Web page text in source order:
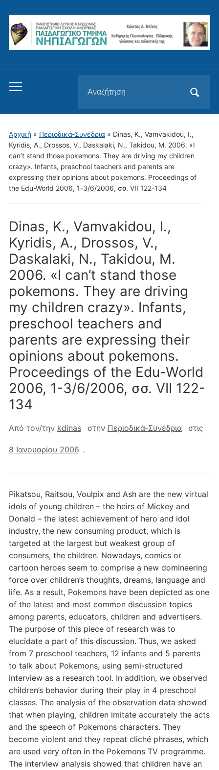
Εναλλαγή
μενού
για
κινητά
για:
Αρχική» Περιοδικά-Συνέδρια » Dinas, K., Vamvakidou, I.,
Kyridis, A., Drossos, V., Daskalaki, N., Takidou, M. 2006. «I
can’t stand those pokemons. They are driving my children
crazy». Infants, preschool teachers and parents are
expressing their opinions about pokemons. Proceedings of
the Edu-World 2006, 1-3/6/2006, σσ. VII 122-134
Dinas, K., Vamvakidou, I.,
Kyridis, A., Drossos, V.,
Daskalaki, N., Takidou, M.
2006. «I can’t stand those
pokemons. They are driving
my children crazy». Infants,
preschool teachers and
parents are expressing their
opinions about pokemons.
Proceedings of the Edu-World
2006, 1-3/6/2006, σσ. VII 122-
134
Από τον/την kdinas στην Περιοδικά-Συνέδρια στις
8 Ιανουαρίου 2006 .
Pikatsou, Raitsou, Voulpix and Ash are the new virtual
idols of young children – the heirs of Mickey and
Donald – the latest achievement of hero and idol
industry, the new consuming product, which is
targeted at the largest but weakest group of
consumers, the children. Nowadays, comics or
cartoon heroes seem to comprise a new domineering
force over children’s thoughts, dreams, language and
life. As a result, Pokemons have been depicted as one
of the latest and most common discussion topics
among parents, educators, children and advertisers.
The purpose of this piece of research was to
elucidate a part of this discussion. Thus, we asked
from 7 preschool teachers, 12 infants and 5 parents
to talk about Pokemons, using semi-structured
interview as a research tool. In addition, we observed
children’s behavior during their play in 4 preschool
classes. The analysis of the observation data showed
that when playing, children imitate accurately the acts
and the speech of Pokemons characters. They
become violent and they repeat cliché phrases, which
are used very often in the Pokemons TV programme.
The interview analysis showed that children have an